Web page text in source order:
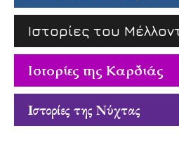
Ιστορίες του
Ιστορίες της Καρδιάς
Ιστορίες της Νύχτας